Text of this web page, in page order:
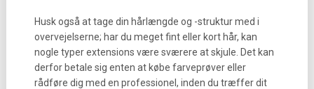
Husk også at tage din hårlængde og -struktur med i
overvejelserne; har du meget fint eller kort hår, kan
nogle typer extensions være sværere at skjule. Det kan
derfor betale sig enten at købe farveprøver eller
rådføre dig med en professionel, inden du træffer dit